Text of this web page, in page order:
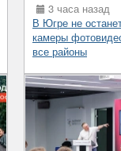
3 часа назад
В Югре не
камеры
все районы